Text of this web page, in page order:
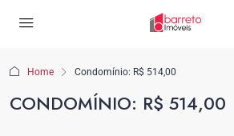
Home Condomínio: R$ 514,00
CONDOMÍNIO: R$ 514,00